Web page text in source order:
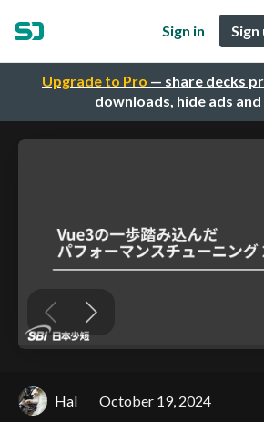
Upgrade to Pro — share decks
downloads, hide ads
Sign in
Hal October 19, 2024